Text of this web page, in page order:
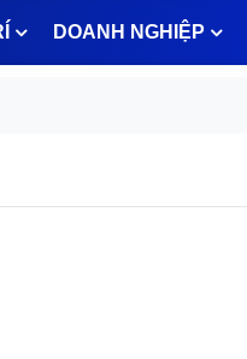
DOANH NGHIỆP